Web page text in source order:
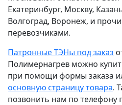
Екатеринбург, Москву,
Волгоград, Воронеж, и
перевозчиками.
Патронные ТЭНы под заказ
Полимернагрев можно
при помощи формы заказа
основную страницу товара.
позвонить нам по телефону